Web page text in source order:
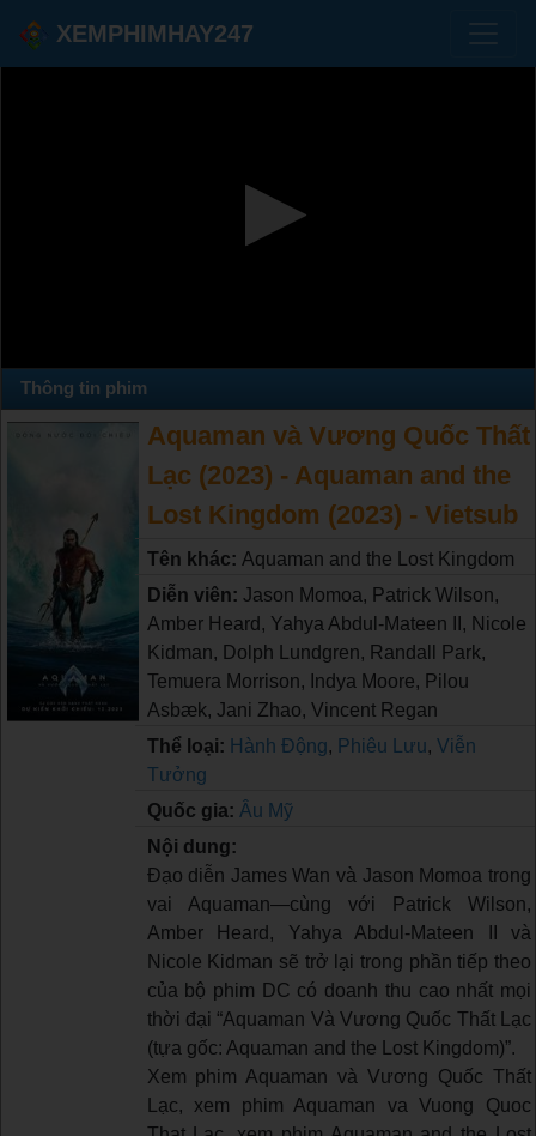
XEMPHIMHAY247
Thông tin phim
Aquaman và Vương Quốc Thất
Lạc (2023) - Aquaman and the
Lost Kingdom (2023) - Vietsub
Tên khác: Aquaman and the Lost Kingdom
Diễn viên: Jason Momoa, Patrick Wilson,
Amber Heard, Yahya Abdul-Mateen II, Nicole
Kidman, Dolph Lundgren, Randall Park,
Temuera Morrison, Indya Moore, Pilou
Asbæk, Jani Zhao, Vincent Regan
Thể loại: Hành Động, Phiêu Lưu, Viễn
Tưởng
Quốc gia: Âu Mỹ
Nội dung:
Đạo diễn James Wan và Jason Momoa trong
vai Aquaman—cùng với Patrick Wilson,
Amber Heard, Yahya Abdul-Mateen II và
Nicole Kidman sẽ trở lại trong phần tiếp theo
của bộ phim DC có doanh thu cao nhất mọi
thời đại “Aquaman Và Vương Quốc Thất Lạc
(tựa gốc: Aquaman and the Lost Kingdom)”.
Xem phim Aquaman và Vương Quốc Thất
Lạc, xem phim Aquaman va Vuong Quoc